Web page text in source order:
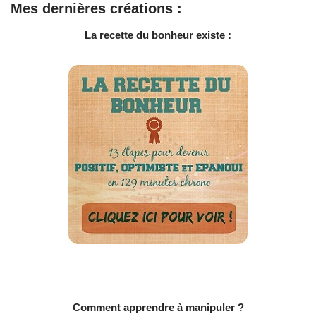
Mes dernières créations :
La recette du bonheur existe :
Comment apprendre à manipuler ?